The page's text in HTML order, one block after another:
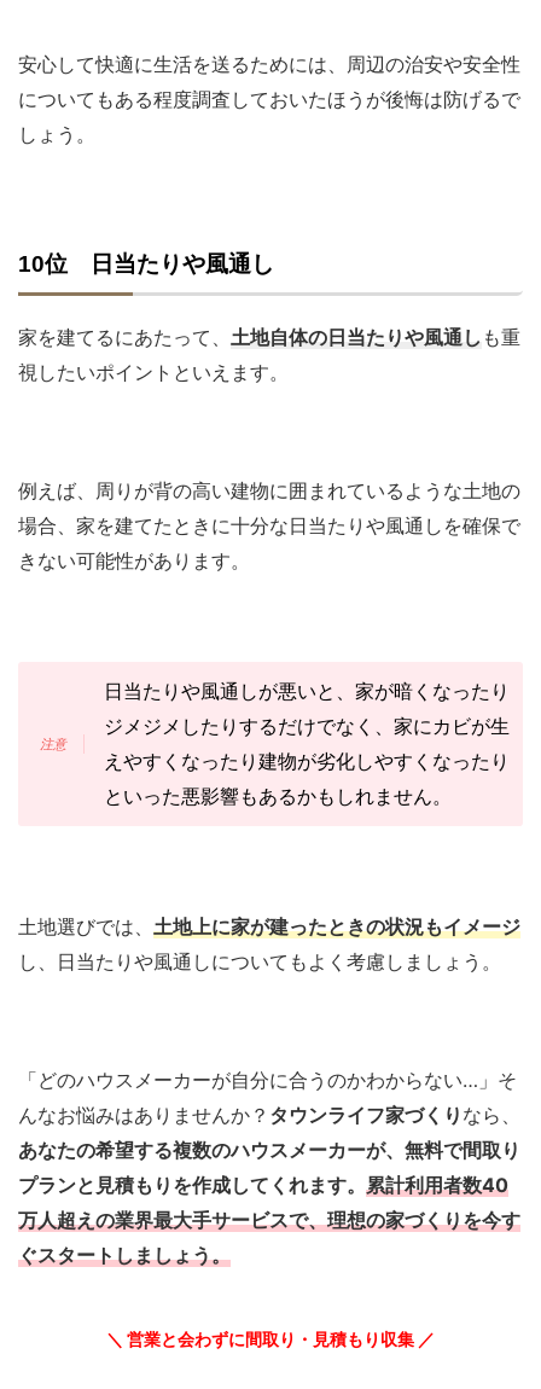
安心して快適に生活を送るためには、周辺の治安や安全性
についてもある程度調査しておいたほうが後悔は防げるで
しょう。
10位 日当たりや風通し
家を建てるにあたって、 土地自体の日当たりや風通し も重
視したいポイントといえます。
例えば、周りが背の高い建物に囲まれているような土地の
場合、家を建てたときに十分な日当たりや風通しを確保で
きない可能性があります。
日当たりや風通しが悪いと、家が暗くなったり
ジメジメしたりするだけでなく、家にカビが生
えやすくなったり建物が劣化しやすくなったり
といった悪影響もあるかもしれません。
土地選びでは、 土地上に家が建ったときの状況もイメージ
し、日当たりや風通しについてもよく考慮しましょう。
「どのハウスメーカーが自分に合うのかわからない…」そ
んなお悩みはありませんか？ タウンライフ家づくり なら、
あなたの希望する複数のハウスメーカーが、無料で間取り
プランと見積もりを作成してくれます。 累計利用者数40
万人超えの業界最大手サービスで、理想の家づくりを今す
ぐスタートしましょう。
＼ 営業と会わずに間取り・見積もり収集 ／